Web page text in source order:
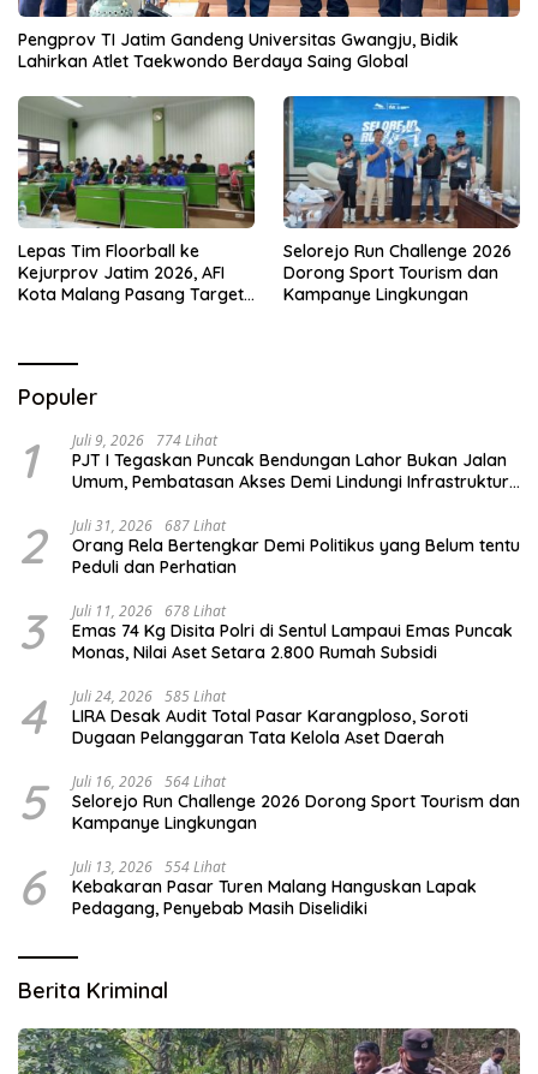
Pengprov TI Jatim Gandeng Universitas Gwangju, Bidik
Lahirkan Atlet Taekwondo Berdaya Saing Global
Lepas Tim Floorball ke
Kejurprov Jatim 2026, AFI
Kota Malang Pasang Target
Selorejo Run Challenge 2026
Dorong Sport Tourism dan
Kampanye Lingkungan
Populer
1 Juli 9, 2026 774 Lihat
PJT I Tegaskan Puncak Bendungan Lahor Bukan Jalan
Umum, Pembatasan Akses Demi Lindungi Infrastruktur
2 Juli 31, 2026 687 Lihat
Orang Rela Bertengkar Demi Politikus yang Belum tentu
Peduli dan Perhatian
3 Juli 11, 2026 678 Lihat
Emas 74 Kg Disita Polri di Sentul Lampaui Emas Puncak
Monas, Nilai Aset Setara 2.800 Rumah Subsidi
4 Juli 24, 2026 585 Lihat
LIRA Desak Audit Total Pasar Karangploso, Soroti
Dugaan Pelanggaran Tata Kelola Aset Daerah
5 Juli 16, 2026 564 Lihat
Selorejo Run Challenge 2026 Dorong Sport Tourism dan
Kampanye Lingkungan
6 Juli 13, 2026 554 Lihat
Kebakaran Pasar Turen Malang Hanguskan Lapak
Pedagang, Penyebab Masih Diselidiki
Berita Kriminal